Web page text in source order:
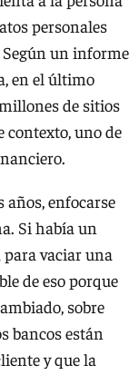
personales
Según un informe
en el último
de sitios
contexto, uno de
años, enfocarse
Si había un
vaciar una
de eso porque
sobre
bancos están
y que la